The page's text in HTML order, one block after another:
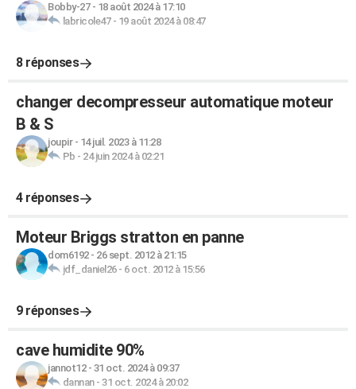
Bobby-27- 18 août 2024 à 17:10
labricole47- 19 août 2024 à 08:47
8 réponses
changer decompresseur automatique moteur
B & S
joupir- 14 juil. 2023 à 11:28
Pb - 24 juin 2024 à 02:21
4 réponses
Moteur Briggs stratton en panne
dom6192- 26 sept. 2012 à 21:15
jdf_daniel26- 6 oct. 2012 à 15:56
9 réponses
cave humidite 90%
jannot12- 31 oct. 2024 à 09:37
dannan- 31 oct. 2024 à 20:02